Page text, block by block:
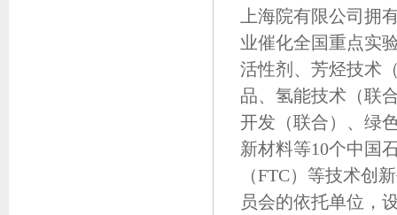
上海院有限公司拥
业催化全国重点实
活性剂、芳烃技术
品、氢能技术（联
开发（联合）、绿
新材料等10个中国
（FTC）等技术创
员会的依托单位，